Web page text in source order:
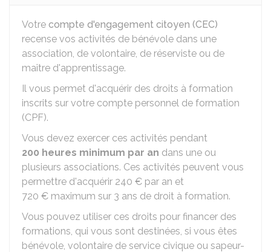
Votre compte d'engagement citoyen (CEC)
recense vos activités de bénévole dans une
association, de volontaire, de réserviste ou de
maître d'apprentissage.
Il vous permet d'acquérir des droits à formation
inscrits sur votre compte personnel de formation
(CPF).
Vous devez exercer ces activités pendant
200 heures minimum par an dans une ou
plusieurs associations. Ces activités peuvent vous
permettre d'acquérir 240 € par an et
720 € maximum sur 3 ans de droit à formation.
Vous pouvez utiliser ces droits pour financer des
formations, qui vous sont destinées, si vous êtes
bénévole, volontaire de service civique ou sapeur-